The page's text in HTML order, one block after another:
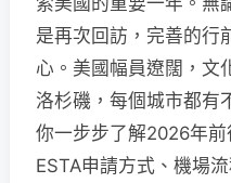
是再次回訪，完善的行
心。美國幅員遼闊，文
洛杉磯，每個城市都有
你一步步了解2026年
ESTA申請方式、機場